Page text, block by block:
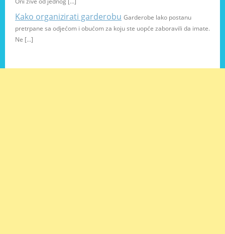
Kako organizirati garderobu Garderobe lako postanu
pretrpane sa odjećom i obućom za koju ste uopće zaboravili da imate.
Ne […]